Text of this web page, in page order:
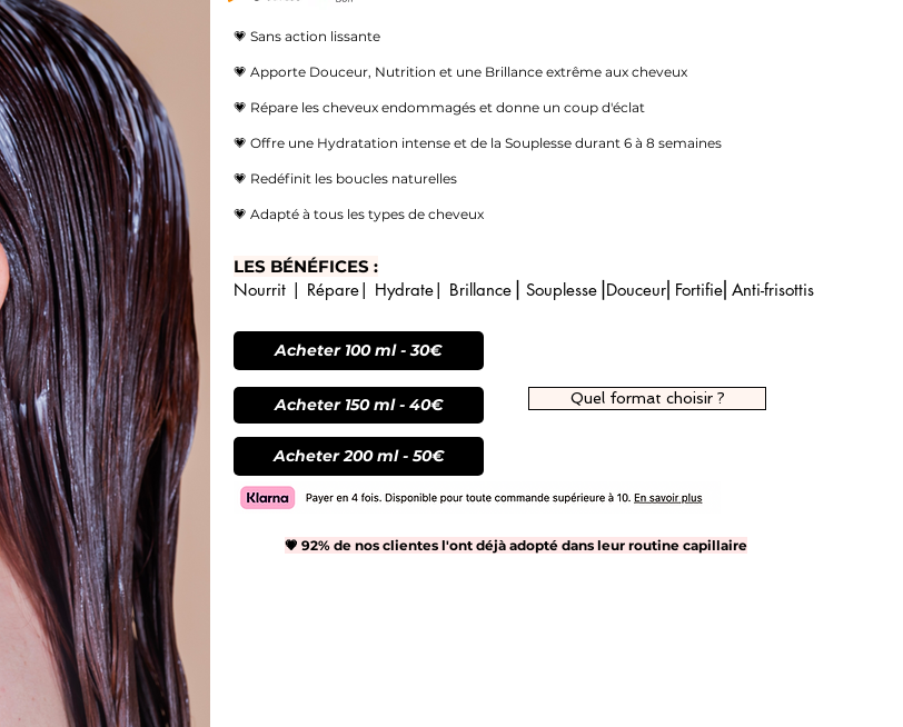
Acheter 150 ml - 40€ Quel format choisir ?
💗 Sans action lissante
💗 Apporte Douceur, Nutrition et une Brillance extrême aux cheveux
💗 Répare les cheveux endommagés et donne un coup d'éclat
💗 Offre une Hydratation intense et de la Souplesse durant 6 à 8 semaines
💗 Redéfinit les boucles naturelles
💗 Adapté à tous les types de cheveux
LES BÉNÉFICES :
Nourrit | Répare| Hydrate| Brillance⎟ Souplesse⎟Douceur⎜Fortifie⎜Anti-frisottis
Acheter 100 ml - 30€
Acheter 200 ml - 50€
💗 92% de nos clientes l'ont déjà adopté dans leur routine capillaire